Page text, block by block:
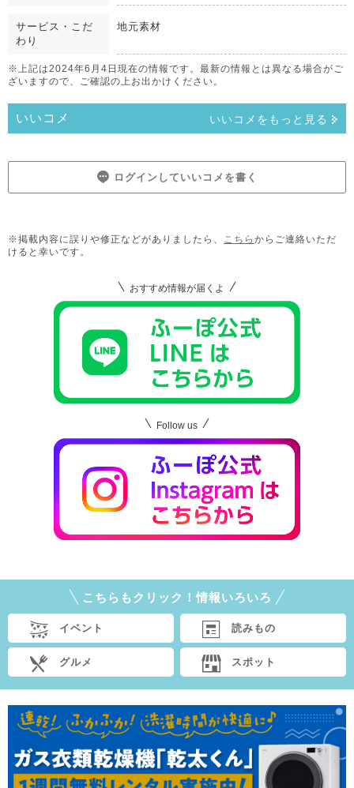
サービス・こだ
わり
地元素材
※上記は2024年6月4日現在の情報です。最新の情報とは異なる場合がご
ざいますので、ご確認の上お出かけください。
いいコメ いいコメをもっと見る
ログインしていいコメを書く
※掲載内容に誤りや修正などがありましたら、 こちら からご連絡いただ
けると幸いです。
おすすめ情報が届くよ
Follow us
こちらもクリック！情報いろいろ
イベント 読みもの
グルメ スポット